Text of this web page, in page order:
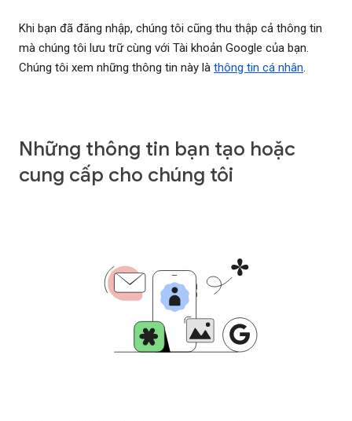
Khi bạn đã đăng nhập, chúng tôi cũng thu thập cả thông tin
mà chúng tôi lưu trữ cùng với Tài khoản Google của bạn.
Chúng tôi xem những thông tin này là thông tin cá nhân.
Những thông tin bạn tạo hoặc
cung cấp cho chúng tôi